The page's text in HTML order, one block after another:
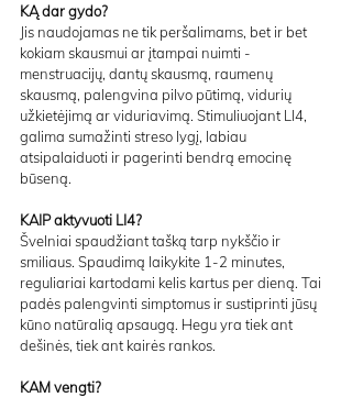
KĄ dar gydo?
Jis naudojamas ne tik peršalimams, bet ir bet
kokiam skausmui ar įtampai nuimti -
menstruacijų, dantų skausmą, raumenų
skausmą, palengvina pilvo pūtimą, vidurių
užkietėjimą ar viduriavimą. Stimuliuojant LI4,
galima sumažinti streso lygį, labiau
atsipalaiduoti ir pagerinti bendrą emocinę
būseną.
KAIP aktyvuoti LI4?
Švelniai spaudžiant tašką tarp nykščio ir
smiliaus. Spaudimą laikykite 1-2 minutes,
reguliariai kartodami kelis kartus per dieną. Tai
padės palengvinti simptomus ir sustiprinti jūsų
kūno natūralią apsaugą. Hegu yra tiek ant
dešinės, tiek ant kairės rankos.
KAM vengti?